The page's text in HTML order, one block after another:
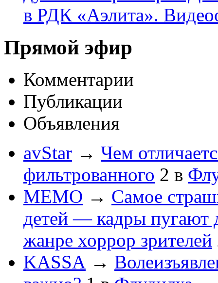
в РДК «Аэлита».
Прямой эфир
Комментарии
Публикации
Объявления
avStar → Чем
фильтрованного 2 в
MEMO → Самое
детей — кадры пугают
жанре хоррор зрителей
KASSA →